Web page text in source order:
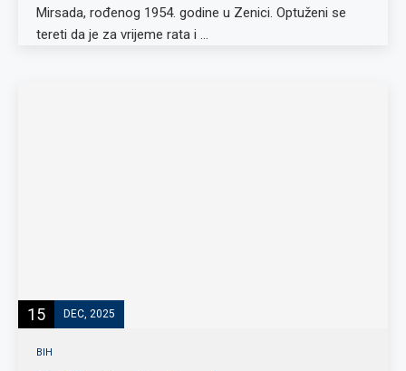
Mirsada, rođenog 1954. godine u Zenici. Optuženi se
tereti da je za vrijeme rata i …
15 DEC, 2025
BIH